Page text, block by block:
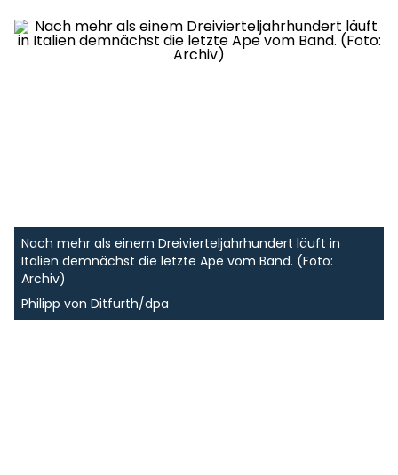
Nach mehr als einem Dreivierteljahrhundert läuft in
Italien demnächst die letzte Ape vom Band. (Foto:
Archiv)
Philipp von Ditfurth/dpa